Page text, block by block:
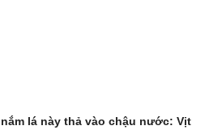
lá này thả vào chậu nước: Vịt